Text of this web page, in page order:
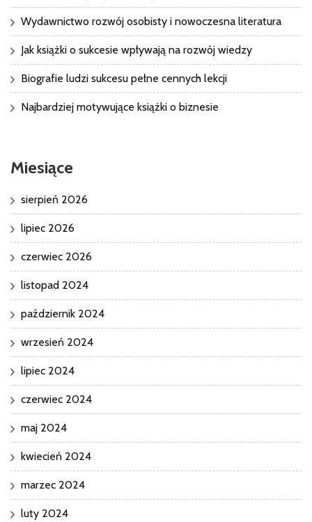
Wydawnictwo rozwój osobisty i nowoczesna literatura
Jak książki o sukcesie wpływają na rozwój wiedzy
Biografie ludzi sukcesu pełne cennych lekcji
Najbardziej motywujące książki o biznesie
Miesiące
sierpień 2026
lipiec 2026
czerwiec 2026
listopad 2024
październik 2024
wrzesień 2024
lipiec 2024
czerwiec 2024
maj 2024
kwiecień 2024
marzec 2024
luty 2024